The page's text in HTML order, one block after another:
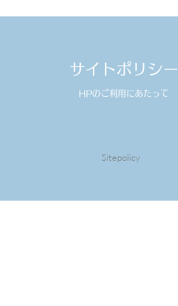
サイトポリシー
HPのご利用にあたって
Sitepolicy